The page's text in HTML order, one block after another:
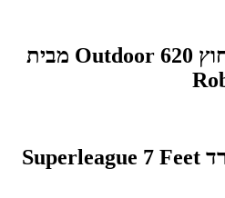
שולחן טניס חוץ Outdoor 620 מבית
שולחן ביליארד Superleague 7 Feet